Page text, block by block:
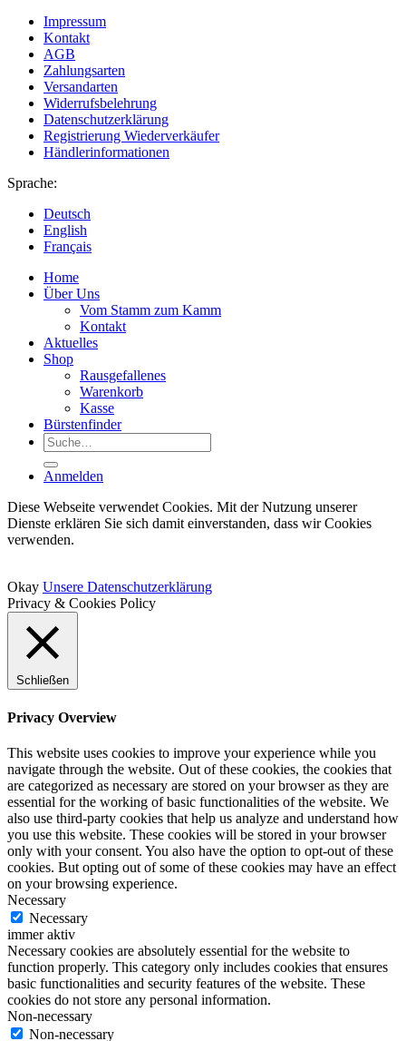
Impressum
Kontakt
AGB
Zahlungsarten
Versandarten
Widerrufsbelehrung
Datenschutzerklärung
Registrierung Wiederverkäufer
Händlerinformationen
Sprache:
Deutsch
English
Français
Home
Über Uns
Vom Stamm zum Kamm
Kontakt
Aktuelles
Shop
Rausgefallenes
Warenkorb
Kasse
Bürstenfinder
Suche
nach:
Anmelden
Diese Webseite verwendet Cookies. Mit der Nutzung unserer
Dienste erklären Sie sich damit einverstanden, dass wir Cookies
verwenden.
Okay Unsere Datenschutzerklärung
Privacy & Cookies Policy
Schließen
Privacy Overview
This website uses cookies to improve your experience while you
navigate through the website. Out of these cookies, the cookies that
are categorized as necessary are stored on your browser as they are
essential for the working of basic functionalities of the website. We
also use third-party cookies that help us analyze and understand how
you use this website. These cookies will be stored in your browser
only with your consent. You also have the option to opt-out of these
cookies. But opting out of some of these cookies may have an effect
on your browsing experience.
Necessary
Necessary
immer aktiv
Necessary cookies are absolutely essential for the website to
function properly. This category only includes cookies that ensures
basic functionalities and security features of the website. These
cookies do not store any personal information.
Non-necessary
Non-necessary